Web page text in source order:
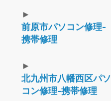
►
前原市パソコン修理-
携帯修理
►
北九州市八幡西区パソ
コン修理-携帯修理